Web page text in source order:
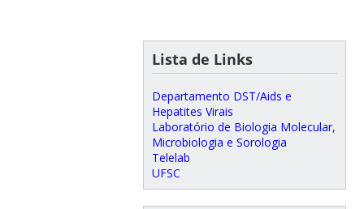
Lista de Links
Departamento DST/Aids e
Hepatites Virais
Laboratório de Biologia Molecular,
Microbiologia e Sorologia
Telelab
UFSC